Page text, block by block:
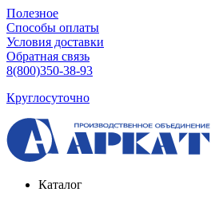
Полезное
Способы оплаты
Условия доставки
Обратная связь
8(800)350-38-93
Круглосуточно
Каталог